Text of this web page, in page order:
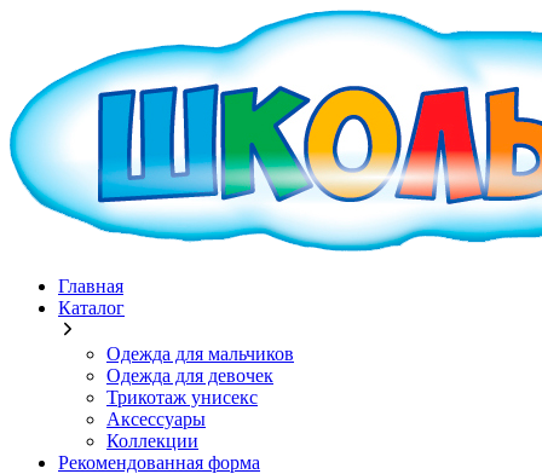
Главная
Каталог
Одежда для мальчиков
Одежда для девочек
Трикотаж унисекс
Аксессуары
Коллекции
Рекомендованная форма